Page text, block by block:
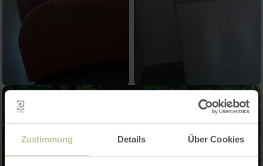
Zustimmung Details Über Cookies